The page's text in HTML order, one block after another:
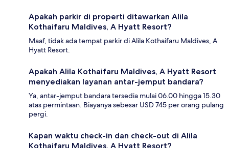
Apakah parkir di properti ditawarkan Alila
Kothaifaru Maldives, A Hyatt Resort?
Maaf, tidak ada tempat parkir di Alila Kothaifaru Maldives, A
Hyatt Resort.
Apakah Alila Kothaifaru Maldives, A Hyatt Resort
menyediakan layanan antar-jemput bandara?
Ya, antar-jemput bandara tersedia mulai 06.00 hingga 15.30
atas permintaan. Biayanya sebesar USD 745 per orang pulang
pergi.
Kapan waktu check-in dan check-out di Alila
Kothaifaru Maldives, A Hyatt Resort?